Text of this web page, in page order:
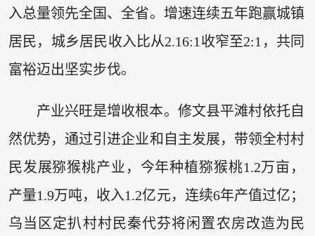
入总量领先全国、全省。增速连续五年跑赢城镇
居民，城乡居民收入比从2.16:1收窄至2:1，共同
富裕迈出坚实步伐。
产业兴旺是增收根本。修文县平滩村依托自
然优势，通过引进企业和自主发展，带领全村村
民发展猕猴桃产业，今年种植猕猴桃1.2万亩，
产量1.9万吨，收入1.2亿元，连续6年产值过亿；
乌当区定扒村村民秦代芬将闲置农房改造为民